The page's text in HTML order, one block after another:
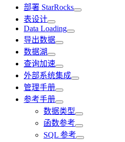
部署 StarRocks
表设计
Data Loading
导出数据
数据湖
查询加速
外部系统集成
管理手册
参考手册
数据类型
函数参考
SQL 参考